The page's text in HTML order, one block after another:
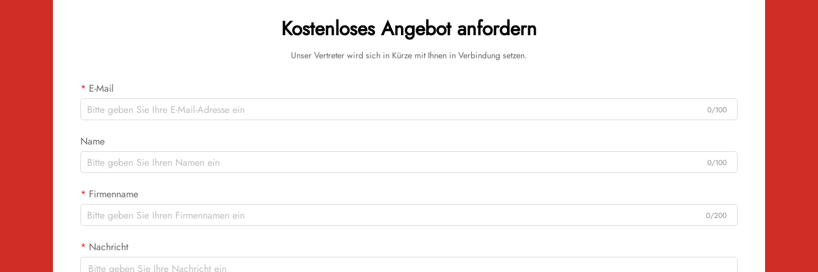
Kostenloses Angebot anfordern
Unser Vertreter wird sich in Kürze mit Ihnen in Verbindung setzen.
E-Mail
0/100
Name
0/100
Firmenname
0/200
Nachricht